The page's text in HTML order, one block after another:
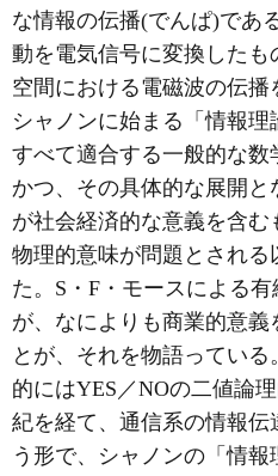
な情報の伝播(でんぱ)であ
動を電気信号に変換したも
空間における電磁波の伝播
シャノンに始まる「情報
すべて適合する一般的な数
かつ、その具体的な展開と
が社会経済的な意義を含
物理的意味が問題とされ
た。S・F・モースによる有
が、なによりも商業的意義
とが、それを物語ってい
的にはYES／NOの二値論
紀を経て、通信系の情報
う形で、シャノンの「情